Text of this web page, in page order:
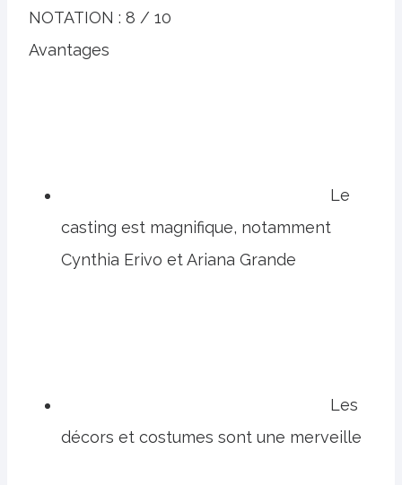
NOTATION : 8 / 10
Avantages
Le
casting est magnifique, notamment
Cynthia Erivo et Ariana Grande
Les
décors et costumes sont une merveille